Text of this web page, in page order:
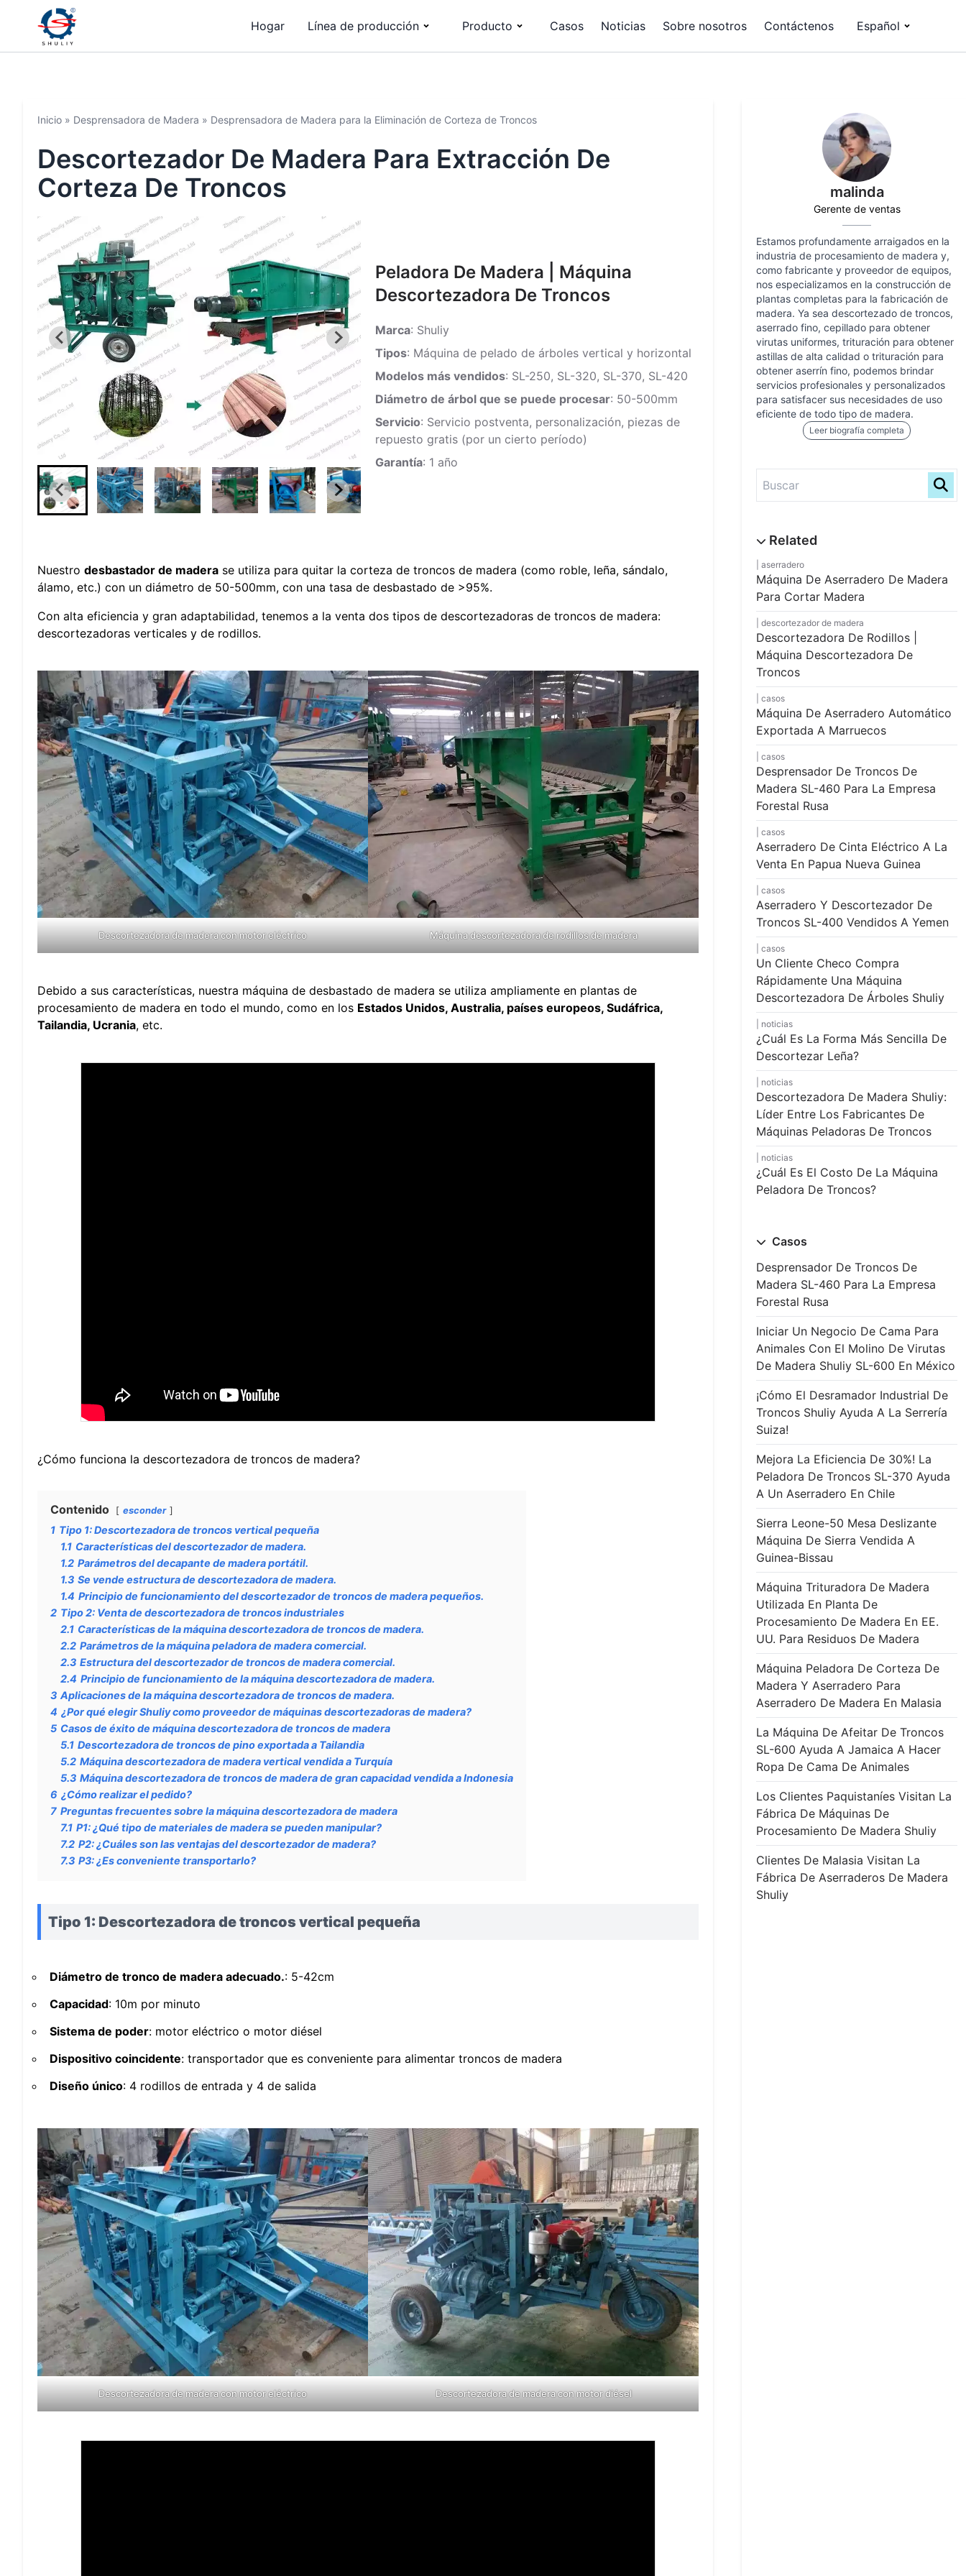
Hogar Línea de producción Producto Casos Noticias Sobre nosotros Contáctenos Español
Inicio » Desprensadora de Madera » Desprensadora de Madera para la Eliminación de Corteza de Troncos
Descortezador De Madera Para Extracción De
Corteza De Troncos
Peladora De Madera | Máquina
Descortezadora De Troncos
Marca: Shuliy
Tipos: Máquina de pelado de árboles vertical y horizontal
Modelos más vendidos: SL-250, SL-320, SL-370, SL-420
Diámetro de árbol que se puede procesar: 50-500mm
Servicio: Servicio postventa, personalización, piezas de
repuesto gratis (por un cierto período)
Garantía: 1 año
Nuestro desbastador de madera se utiliza para quitar la corteza de troncos de madera (como roble, leña, sándalo,
álamo, etc.) con un diámetro de 50-500mm, con una tasa de desbastado de >95%.
Con alta eficiencia y gran adaptabilidad, tenemos a la venta dos tipos de descortezadoras de troncos de madera:
descortezadoras verticales y de rodillos.
Descortezadora de madera con motor eléctrico Máquina descortezadora de rodillos de madera
Debido a sus características, nuestra máquina de desbastado de madera se utiliza ampliamente en plantas de
procesamiento de madera en todo el mundo, como en los Estados Unidos, Australia, países europeos, Sudáfrica,
Tailandia, Ucrania, etc.
¿Cómo funciona la descortezadora de troncos de madera?
Contenido esconder
1 Tipo 1: Descortezadora de troncos vertical pequeña
1.1 Características del descortezador de madera.
1.2 Parámetros del decapante de madera portátil.
1.3 Se vende estructura de descortezadora de madera.
1.4 Principio de funcionamiento del descortezador de troncos de madera pequeños.
2 Tipo 2: Venta de descortezadora de troncos industriales
2.1 Características de la máquina descortezadora de troncos de madera.
2.2 Parámetros de la máquina peladora de madera comercial.
2.3 Estructura del descortezador de troncos de madera comercial.
2.4 Principio de funcionamiento de la máquina descortezadora de madera.
3 Aplicaciones de la máquina descortezadora de troncos de madera.
4 ¿Por qué elegir Shuliy como proveedor de máquinas descortezadoras de madera?
5 Casos de éxito de máquina descortezadora de troncos de madera
5.1 Descortezadora de troncos de pino exportada a Tailandia
5.2 Máquina descortezadora de madera vertical vendida a Turquía
5.3 Máquina descortezadora de troncos de madera de gran capacidad vendida a Indonesia
6 ¿Cómo realizar el pedido?
7 Preguntas frecuentes sobre la máquina descortezadora de madera
7.1 P1: ¿Qué tipo de materiales de madera se pueden manipular?
7.2 P2: ¿Cuáles son las ventajas del descortezador de madera?
7.3 P3: ¿Es conveniente transportarlo?
Tipo 1: Descortezadora de troncos vertical pequeña
Diámetro de tronco de madera adecuado.: 5-42cm
Capacidad: 10m por minuto
Sistema de poder: motor eléctrico o motor diésel
Dispositivo coincidente: transportador que es conveniente para alimentar troncos de madera
Diseño único: 4 rodillos de entrada y 4 de salida
Descortezadora de madera con motor eléctrico Descortezadora de madera con motor diésel
malinda
Gerente de ventas
Estamos profundamente arraigados en la
industria de procesamiento de madera y,
como fabricante y proveedor de equipos,
nos especializamos en la construcción de
plantas completas para la fabricación de
madera. Ya sea descortezado de troncos,
aserrado fino, cepillado para obtener
virutas uniformes, trituración para obtener
astillas de alta calidad o trituración para
obtener aserrín fino, podemos brindar
servicios profesionales y personalizados
para satisfacer sus necesidades de uso
eficiente de todo tipo de madera.
Leer biografía completa
aserradero
Máquina De Aserradero De Madera
Para Cortar Madera
descortezador de madera
Descortezadora De Rodillos |
Máquina Descortezadora De
Troncos
casos
Máquina De Aserradero Automático
Exportada A Marruecos
casos
Desprensador De Troncos De
Madera SL-460 Para La Empresa
Forestal Rusa
casos
Aserradero De Cinta Eléctrico A La
Venta En Papua Nueva Guinea
casos
Aserradero Y Descortezador De
Troncos SL-400 Vendidos A Yemen
casos
Un Cliente Checo Compra
Rápidamente Una Máquina
Descortezadora De Árboles Shuliy
noticias
¿Cuál Es La Forma Más Sencilla De
Descortezar Leña?
noticias
Descortezadora De Madera Shuliy:
Líder Entre Los Fabricantes De
Máquinas Peladoras De Troncos
noticias
¿Cuál Es El Costo De La Máquina
Peladora De Troncos?
Casos
Desprensador De Troncos De
Madera SL-460 Para La Empresa
Forestal Rusa
Iniciar Un Negocio De Cama Para
Animales Con El Molino De Virutas
De Madera Shuliy SL-600 En México
¡Cómo El Desramador Industrial De
Troncos Shuliy Ayuda A La Serrería
Suiza!
Mejora La Eficiencia De 30%! La
Peladora De Troncos SL-370 Ayuda
A Un Aserradero En Chile
Sierra Leone-50 Mesa Deslizante
Máquina De Sierra Vendida A
Guinea-Bissau
Máquina Trituradora De Madera
Utilizada En Planta De
Procesamiento De Madera En EE.
UU. Para Residuos De Madera
Máquina Peladora De Corteza De
Madera Y Aserradero Para
Aserradero De Madera En Malasia
La Máquina De Afeitar De Troncos
SL-600 Ayuda A Jamaica A Hacer
Ropa De Cama De Animales
Los Clientes Paquistaníes Visitan La
Fábrica De Máquinas De
Procesamiento De Madera Shuliy
Clientes De Malasia Visitan La
Fábrica De Aserraderos De Madera
Shuliy